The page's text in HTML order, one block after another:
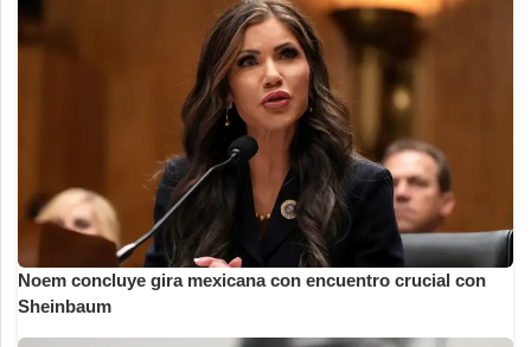
Noem concluye gira mexicana con encuentro crucial con
Sheinbaum